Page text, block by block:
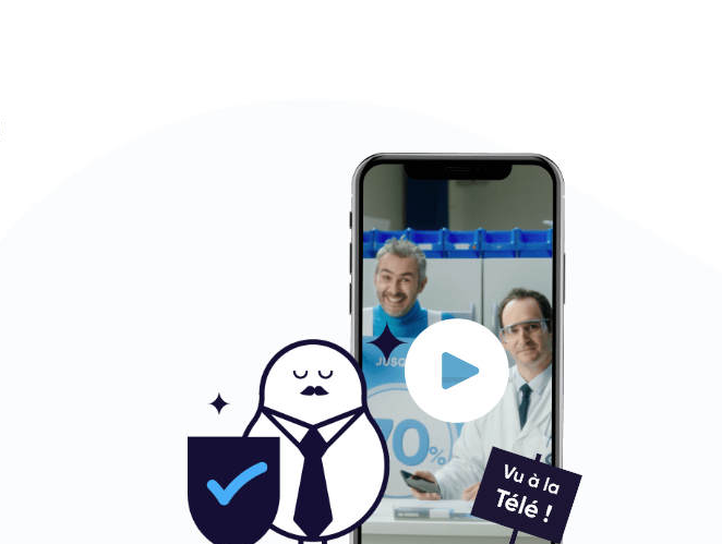
Toppen! Fint initiativ! Så nöjd!
Robin Christopher
11/06/26
Affären var smidig, frakten gick enligt plan och
telefonen var enligt beskrivning.